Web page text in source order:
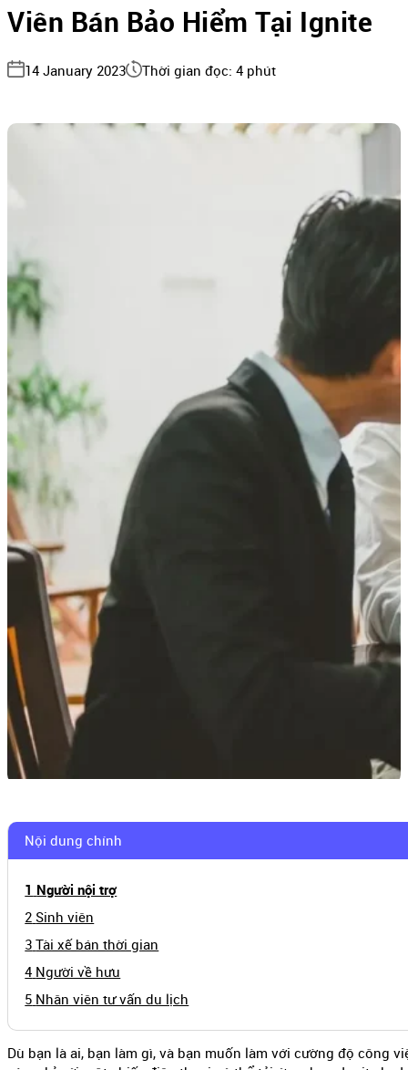
Viên Bán Bảo Hiểm Tại Ignite
14 January 2023 Thời gian đọc: 4 phút
Nội dung chính
Người nội trợ
Sinh viên
Tài xế bán thời gian
Người về hưu
Nhân viên tư vấn du lịch
Dù bạn là ai, bạn làm gì, và bạn muốn làm với cường độ công